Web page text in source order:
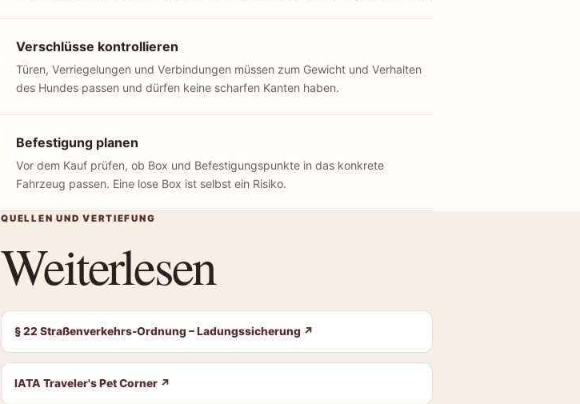
Verschlüsse kontrollieren
Türen, Verriegelungen und Verbindungen müssen zum Gewicht und Verhalten
des Hundes passen und dürfen keine scharfen Kanten haben.
Befestigung planen
Vor dem Kauf prüfen, ob Box und Befestigungspunkte in das konkrete
Fahrzeug passen. Eine lose Box ist selbst ein Risiko.
QUELLEN UND VERTIEFUNG
Weiterlesen
§ 22 Straßenverkehrs-Ordnung – Ladungssicherung ↗
IATA Traveler's Pet Corner ↗